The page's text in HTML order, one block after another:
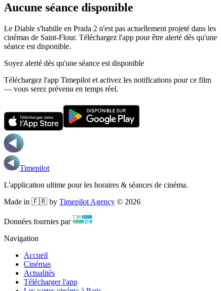
Aucune séance disponible
Le Diable s'habille en Prada 2 n'est pas actuellement projeté dans les
cinémas de Saint-Flour. Téléchargez l'app pour être alerté dès qu'une
séance est disponible.
Soyez alerté dès qu'une séance est disponible
Téléchargez l'app Timepilot et activez les notifications pour ce film
— vous serez prévenu en temps réel.
Timepilot
L'application ultime pour les horaires & séances de cinéma.
Made in 🇫🇷 by Timepilot Agency © 2026
Données fournies par
Navigation
Accueil
Cinémas
Actualités
Télécharger l'app